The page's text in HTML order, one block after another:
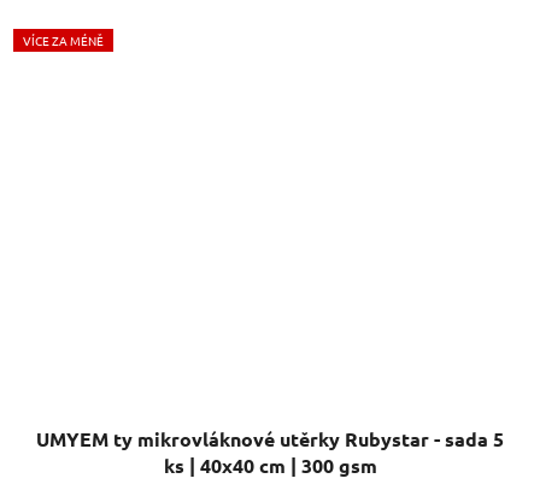
VÍCE ZA MÉNĚ
UMYEM ty mikrovláknové utěrky Rubystar - sada 5
ks | 40x40 cm | 300 gsm